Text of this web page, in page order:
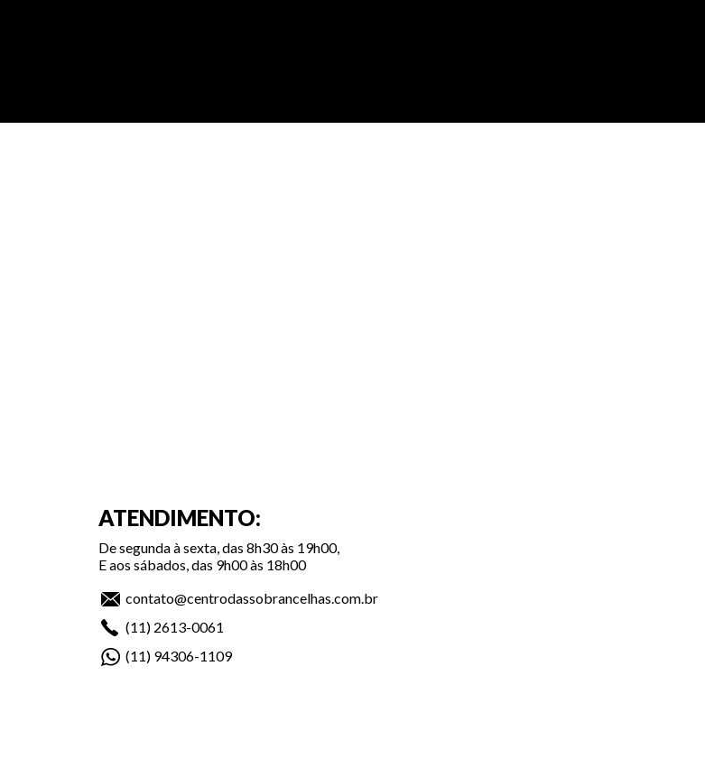
ATENDIMENTO:
De segunda à sexta, das 8h30 às 19h00,
E aos sábados, das 9h00 às 18h00
contato@centrodassobrancelhas.com.br
(11) 2613-0061
(11) 94306-1109